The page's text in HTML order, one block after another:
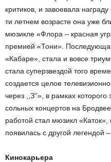
критиков, и завоевала
ти летнем возрасте она уже
мюзикле «Флора – красная
премией «Тони».
«Кабаре», стала и вовсе
стала суперзвездой того
создается целое
через ,,З’’», в рамках
сольных концертов на
работой стал мюзикл
появилась с другой легендой
Кинокарьера